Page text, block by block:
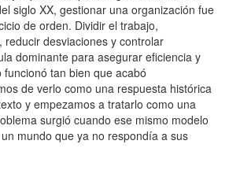
siglo XX, gestionar una organización fue
de orden. Dividir el trabajo,
reducir desviaciones y controlar
dominante para asegurar eficiencia y
tan bien que acabó
de verlo como una respuesta histórica
y empezamos a tratarlo como una
surgió cuando ese mismo modelo
mundo que ya no respondía a sus